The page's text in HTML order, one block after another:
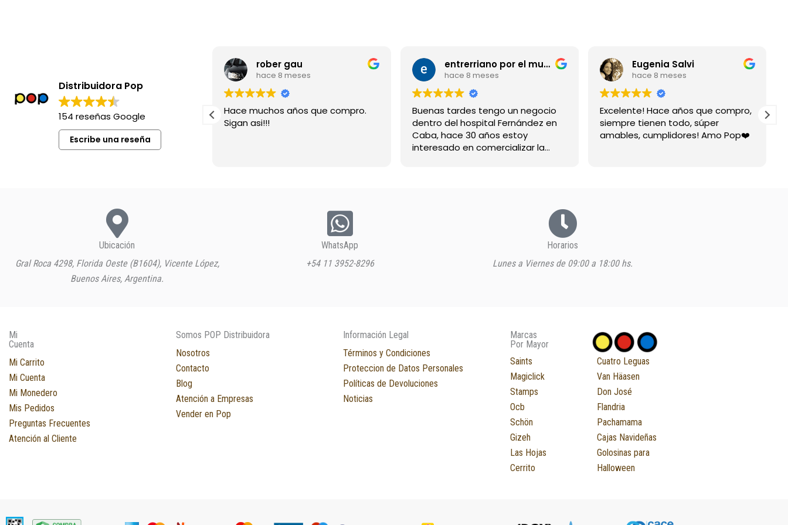
Distribuidora Pop
154 reseñas Google
Escribe una reseña
Excelente siempre !
rober gau
hace 8 meses
Hace muchos años que compro.
Sigan asi!!!
entrerriano por el mundo
hace 8 meses
Buenas tardes tengo un negocio
dentro del hospital Fernández en
Caba, hace 30 años estoy
interesado en comercializar la
Eugenia Salvi
hace 8 meses
Excelente! Hace años que compro,
siempre tienen todo, súper
amables, cumplidores! Amo Pop❤️
Ubicación
Gral Roca 4298, Florida Oeste (B1604), Vicente López,
Buenos Aires, Argentina.
WhatsApp
+54 11 3952-8296
Horarios
Lunes a Viernes de 09:00 a 18:00 hs.
Mi
Cuenta
Mi Carrito
Mi Cuenta
Mi Monedero
Mis Pedidos
Preguntas Frecuentes
Atención al Cliente
Somos POP Distribuidora
Nosotros
Contacto
Blog
Atención a Empresas
Vender en Pop
Información Legal
Términos y Condiciones
Proteccion de Datos Personales
Políticas de Devoluciones
Noticias
Marcas
Por Mayor
Saints
Magiclick
Stamps
Ocb
Schön
Gizeh
Las Hojas
Cerrito
Cuatro Leguas
Van Häasen
Don José
Flandria
Pachamama
Cajas Navideñas
Golosinas para
Halloween